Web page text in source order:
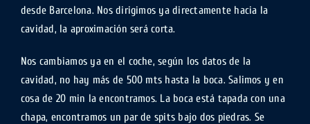
desde Barcelona. Nos dirigimos ya directamente hacia la
cavidad, la aproximación será corta.
Nos cambiamos ya en el coche, según los datos de la
cavidad, no hay más de 500 mts hasta la boca. Salimos y en
cosa de 20 min la encontramos. La boca está tapada con una
chapa, encontramos un par de spits bajo dos piedras. Se